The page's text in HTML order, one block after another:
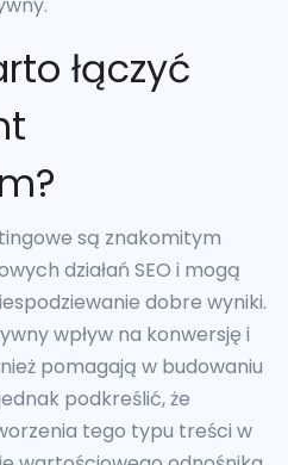
łączyć
są znakomitym
działań SEO i mogą
dobre wyniki.
wpływ na konwersję i
pomagają w budowaniu
podkreślić, że
tego typu treści w